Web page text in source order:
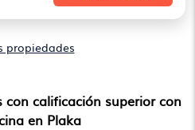
propiedades
con calificación superior con
en Plaka